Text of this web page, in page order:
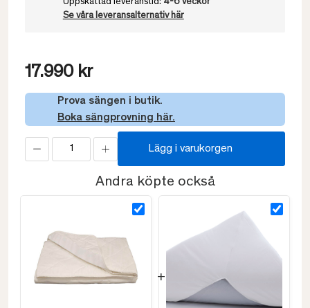
Uppskattad leveranstid: 4-6 veckor
Se våra leveransalternativ här
17.990 kr
Prova sängen i butik.
Boka sängprovning här.
Lägg i varukorgen
Andra köpte också